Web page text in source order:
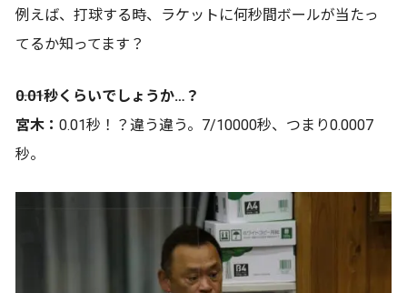
例えば、打球する時、ラケットに何秒間ボールが当たっ
てるか知ってます？
――0.01秒くらいでしょうか…？
宮木： 0.01秒！？違う違う。7/10000秒、つまり0.0007
秒。